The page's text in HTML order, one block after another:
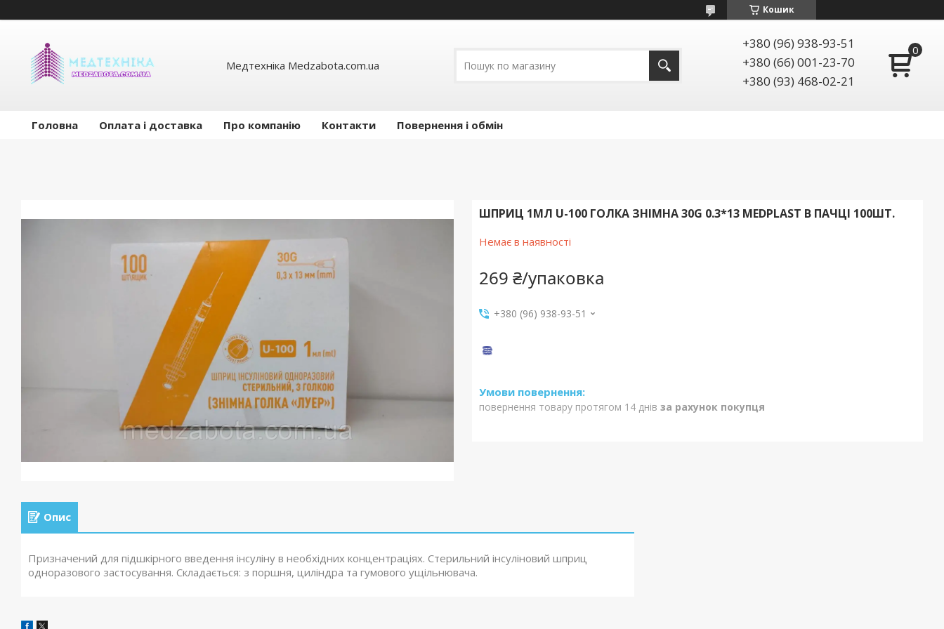
Кошик
Медтехніка Medzabota.com.ua
+380 (96) 938-93-51
+380 (66) 001-23-70
+380 (93) 468-02-21
Головна Оплата і доставка Про компанію Контакти Повернення і обмін
ШПРИЦ 1МЛ U-100 ГОЛКА ЗНІМНА 30G 0.3*13 MEDPLAST В ПАЧЦІ 100ШТ.
Немає в наявності
269 ₴/упаковка
+380 (96) 938-93-51
повернення товару протягом 14 днів за рахунок покупця
Опис
Призначений для підшкірного введення інсуліну в необхідних концентраціях. Стерильний інсуліновий шприц
одноразового застосування. Складається: з поршня, циліндра та гумового ущільнювача.